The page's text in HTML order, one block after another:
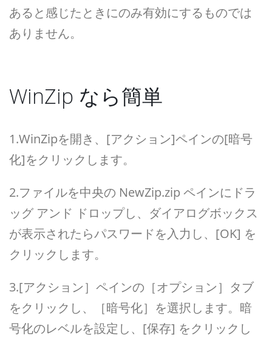
あると感じたときにのみ有効にするものでは
ありません。
WinZip なら簡単
1.WinZipを開き、[アクション]ペインの[暗号
化]をクリックします。
2.ファイルを中央の NewZip.zip ペインにドラ
ッグ アンド ドロップし、ダイアログボックス
が表示されたらパスワードを入力し、[OK] を
クリックします。
3.[アクション］ペインの［オプション］タブ
をクリックし、［暗号化］を選択します。暗
号化のレベルを設定し、[保存] をクリックし